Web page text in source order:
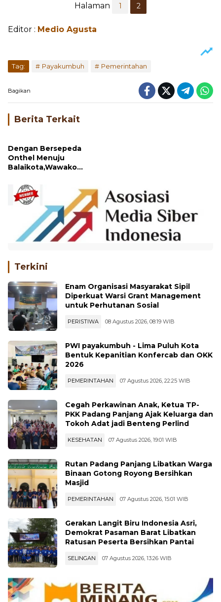
Halaman 1 2
Editor : Medio Agusta
Tag: Payakumbuh Pemerintahan
Bagikan
Berita Terkait
Dengan Bersepeda
Onthel Menuju
Balaikota,Wawako
Apel Gabungan Perdana
ASN
Terkini
Enam Organisasi Masyarakat Sipil
Diperkuat Warsi Grant Management
untuk Perhutanan Sosial
PERISTIWA 08 Agustus 2026, 08:19 WIB
PWI payakumbuh - Lima Puluh Kota
Bentuk Kepanitian Konfercab dan OKK
2026
PEMERINTAHAN 07 Agustus 2026, 22:25 WIB
Cegah Perkawinan Anak, Ketua TP-
PKK Padang Panjang Ajak Keluarga dan
Tokoh Adat jadi Benteng Perlind
KESEHATAN 07 Agustus 2026, 19:01 WIB
Rutan Padang Panjang Libatkan Warga
Binaan Gotong Royong Bersihkan
Masjid
PEMERINTAHAN 07 Agustus 2026, 15:01 WIB
Gerakan Langit Biru Indonesia Asri,
Demokrat Pasaman Barat Libatkan
Ratusan Peserta Bersihkan Pantai
SELINGAN 07 Agustus 2026, 13:26 WIB